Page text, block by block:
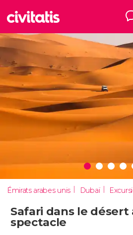
Émirats arabes unis Dubaï
Safari dans le
spectacle